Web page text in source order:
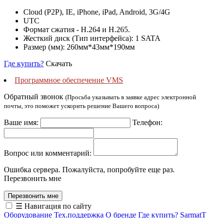
Cloud (P2P), IE, iPhone, iPad, Android, 3G/4G
UTC
Формат сжатия - H.264 и H.265.
Жесткий диск (Тип интерфейса): 1 SATA
Размер (мм): 260мм*43мм*190мм
Где купить? Скачать
Программное обеспечение VMS
Обратный звонок (Просьба указывать в заявке адрес электронной
почты, это поможет ускорить решение Вашего вопроса)
Ваше имя: Телефон:
Вопрос или комментарий:
Ошибка сервера. Пожалуйста, попробуйте еще раз.
Перезвонить мне
☰ Навигация по сайту
Оборудование Тех.поддержка О бренде Где купить? SarmatT